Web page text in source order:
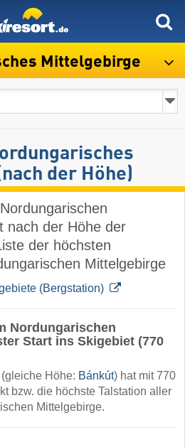
Mittelgebirge
der Höhe)
nach der Höhe der
der höchsten
Mittelgebirge
(Bergstation)
Nordungarischen
Start ins Skigebiet (770
(gleiche Höhe: Bánkút) hat mit 770
bzw. die höchste Talstation aller
Mittelgebirge.